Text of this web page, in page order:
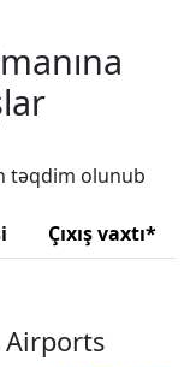
təqdim olunub
Çıxış vaxtı*
Airports